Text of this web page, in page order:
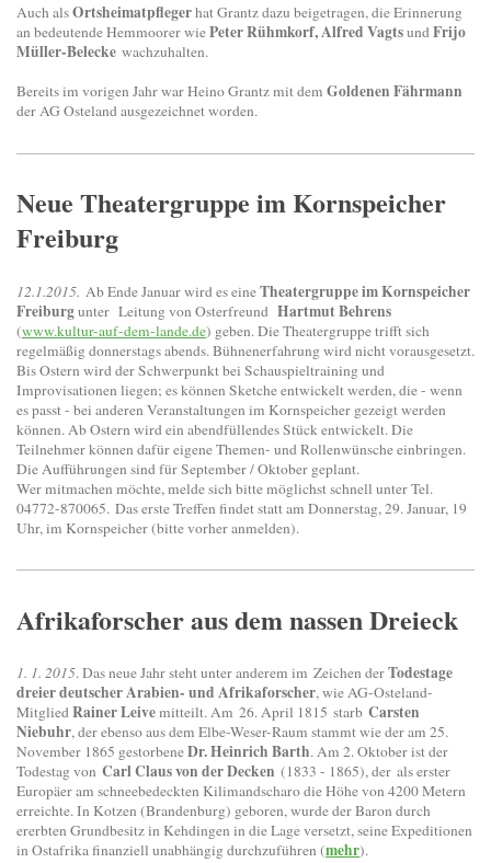
Auch alsOrtsheimatpflegerhat Grantz dazu beigetragen, die Erinnerung
an bedeutende Hemmoorer wiePeter Rühmkorf, Alfred VagtsundFrijo
Müller-Belecke wachzuhalten.
Bereits im vorigen Jahr war Heino Grantz mit dem Goldenen Fährmann
der AG Osteland ausgezeichnet worden.
Neue Theatergruppe im Kornspeicher
Freiburg
12.1.2015. Ab Ende Januar wird es eineTheatergruppe im Kornspeicher
Freiburgunter Leitung von Osterfreund Hartmut Behrens
(www.kultur-auf-dem-lande.de) geben. Die Theatergruppe trifft sich
regelmäßig donnerstags abends. Bühnenerfahrung wird nicht vorausgesetzt.
Bis Ostern wird der Schwerpunkt bei Schauspieltraining und
Improvisationen liegen; es können Sketche entwickelt werden, die - wenn
es passt - bei anderen Veranstaltungen im Kornspeicher gezeigt werden
können. Ab Ostern wird ein abendfüllendes Stück entwickelt. Die
Teilnehmer können dafür eigene Themen- und Rollenwünsche einbringen.
Die Aufführungen sind für September / Oktober geplant.
Wer mitmachen möchte, melde sich bitte möglichst schnell unter Tel.
04772-870065. Das erste Treffen findet statt am Donnerstag, 29. Januar, 19
Uhr, im Kornspeicher (bitte vorher anmelden).
Afrikaforscher aus dem nassen Dreieck
1. 1. 2015. Das neue Jahr steht unter anderem im Zeichen derTodestage
dreier deutscher Arabien- und Afrikaforscher, wie AG-Osteland-
MitgliedRainer Leivemitteilt. Am 26. April 1815 starb Carsten
Niebuhr, der ebenso aus dem Elbe-Weser-Raum stammt wie der am 25.
November 1865 gestorbeneDr. Heinrich Barth. Am 2. Oktober ist der
Todestag von Carl Claus von der Decken (1833 - 1865), der als erster
Europäer am schneebedeckten Kilimandscharo die Höhe von 4200 Metern
erreichte. In Kotzen (Brandenburg) geboren, wurde der Baron durch
ererbten Grundbesitz in Kehdingen in die Lage versetzt, seine Expeditionen
in Ostafrika finanziell unabhängig durchzuführen (mehr).